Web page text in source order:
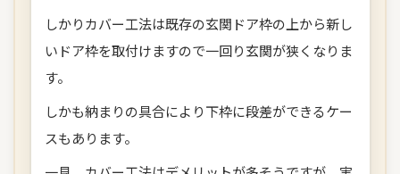
しかりカバー工法は既存の玄関ドア枠の上から新し
いドア枠を取付けますので一回り玄関が狭くなりま
す。
しかも納まりの具合により下枠に段差ができるケー
スもあります。